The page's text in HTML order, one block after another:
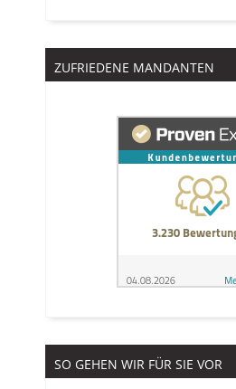
ZUFRIEDENE MANDANTEN
SO GEHEN WIR FÜR SIE VOR